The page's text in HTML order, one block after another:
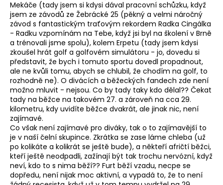
Mekáče (tady jsem si kdysi dával pracovní schůzku, když
jsem ze závodů ze Žebrácké 25 (pěkný a velmi náročný
závod s fantastickým traťovým rekordem Radka Cingálka
- Radku vzpomínám na Tebe, když jsi byl na školení v Brně
a trénovali jsme spolu), kolem Erpetu (tady jsem kdysi
zkoušel hrát golf a golfovém simulátoru - jo, dovedu si
představit, že bych i tomuto sportu dovedl propadnout,
ale ne kvůli tomu, abych se chlubil, že chodím na golf, to
rozhodně ne). O divácích a běžeckých fandech zde není
možno mluvit - nejsou. Co by tady taky kdo dělal?? Čekat
tady na běžce na takovém 27. a zároveň na cca 29.
kilometru, kdy uvidíte běžce dvakrát, ale jinak nic, není
zajímavé.
Co však není zajímavé pro diváky, tak o to zajímavější to
je v naší čelní skupince. Zkrátka se zase láme chleba (už
po kolikáte a kolikrát se ještě bude), a někteří afričtí běžci,
kteří ještě neodpadli, zažínají být tak trochu nervózní, když
neví, kdo to s nima běží?? Furt běží vzadu, necpe se
dopředu, není nijak moc aktivní, a vypadá to, že to není